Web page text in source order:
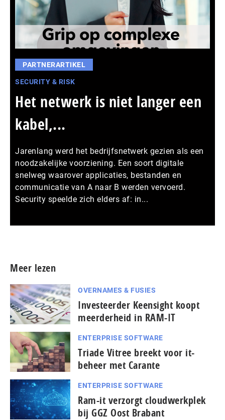
PARTNERARTIKEL
SECURITY & RISK
Het netwerk is niet langer een
kabel,...
Jarenlang werd het bedrijfsnetwerk gezien als een
noodzakelijke voorziening. Een soort digitale
snelweg waarover applicaties, bestanden en
communicatie van A naar B werden vervoerd.
Security speelde zich elders af: in...
Meer lezen
OVERNAMES & FUSIES
Investeerder Keensight koopt
meerderheid in RAM-IT
ENTERPRISE SOFTWARE
Triade Vitree breekt voor it-
beheer met Carante
ENTERPRISE SOFTWARE
Ram-it verzorgt cloudwerkplek
bij GGZ Oost Brabant